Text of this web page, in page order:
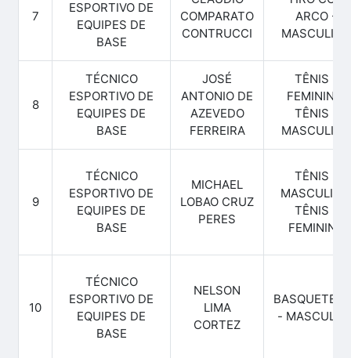
7
ESPORTIVO DE
EQUIPES DE
BASE
COMPARATO
CONTRUCCI
ARCO -
MASCULINO
8
TÉCNICO
ESPORTIVO DE
EQUIPES DE
BASE
JOSÉ
ANTONIO DE
AZEVEDO
FERREIRA
TÊNIS -
FEMININO,
TÊNIS -
MASCULINO
9
TÉCNICO
ESPORTIVO DE
EQUIPES DE
BASE
MICHAEL
LOBAO CRUZ
PERES
TÊNIS -
TÊNIS -
FEMININO
10
TÉCNICO
ESPORTIVO DE
EQUIPES DE
BASE
NELSON
LIMA
CORTEZ
-